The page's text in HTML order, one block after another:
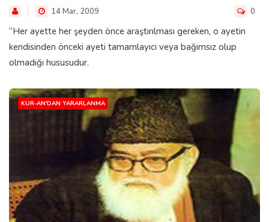
14 Mar, 2009 0
“Her ayette her şeyden önce araştırılması gereken, o ayetin
kendisinden önceki ayeti tamamlayıcı veya bağımsız olup
olmadığı hususudur.
KUR-AN'DAN YARARLANMA